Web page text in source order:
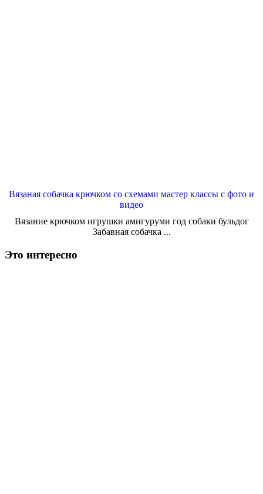
Вязаная собачка крючком со схемами мастер классы с фото и
видео
Вязание крючком игрушки амигуруми год собаки бульдог
Забавная собачка ...
Это интересно